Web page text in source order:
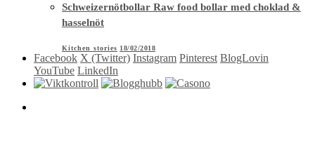
Schweizernötbollar Raw food bollar med choklad &
hasselnöt
Kitchen stories 18/02/2018
Facebook X (Twitter) Instagram Pinterest BlogLovin
YouTube LinkedIn